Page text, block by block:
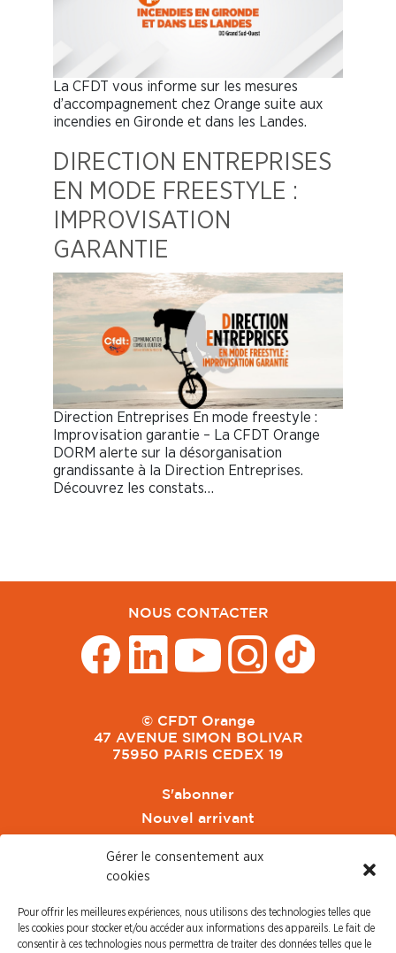
Gérer le consentement aux
cookies
Pour offrir les meilleures expériences, nous utilisons des technologies telles que
les cookies pour stocker et/ou accéder aux informations des appareils. Le fait de
consentir à ces technologies nous permettra de traiter des données telles que le
La CFDT vous informe sur les mesures
d’accompagnement chez Orange suite aux
incendies en Gironde et dans les Landes.
DIRECTION ENTREPRISES
EN MODE FREESTYLE :
IMPROVISATION
GARANTIE
Direction Entreprises En mode freestyle :
Improvisation garantie – La CFDT Orange
DORM alerte sur la désorganisation
grandissante à la Direction Entreprises.
Découvrez les constats…
NOUS CONTACTER
© CFDT Orange
47 AVENUE SIMON BOLIVAR
75950 PARIS CEDEX 19
S'abonner
Nouvel arrivant
CFDT Cadres
CFDT Retraités